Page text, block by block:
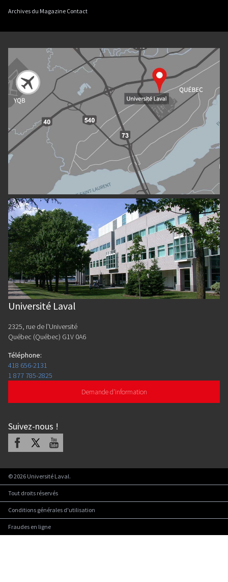
Archives du Magazine Contact
Université Laval
2325, rue de l'Université
Québec (Québec) G1V 0A6
Téléphone:
418 656-2131
1 877 785-2825
Demande d'information
Suivez-nous !
Facebook Youtube
©2026 Université Laval.
Tout droits réservés
Conditions générales d'utilisation
Fraudes en ligne